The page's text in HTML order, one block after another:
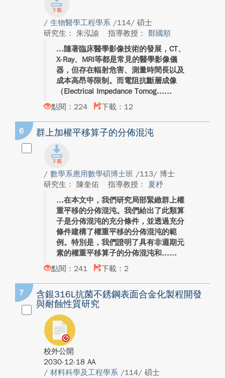
/ 生物醫學工程學系 /114/ 碩士
研究生： 朱泓諭
指導教授： 鄭國順
隨著臨床醫學影像技術的發展，CT、
X-Ray、MRI等都是常見的醫學影像儀
器，但存在輻射危害、測量時間長以及
成本高昂等限制。而電阻抗斷層成像
（Electrical Impedance Tomog...
點閱：224
下載：12
6 群上加權平移算子的分佈混沌
/ 數學系應用數學碩博士班 /113/ 博士
研究生： 陳奎佑
指導教授： 夏杼
在本文中，我們研究局部緊緻群上權
重平移的分佈混沌。我們給出了此類算
子是分佈混沌的充分條件，並透過充分
條件建構了權重平移的分佈混沌的範
例。特別是，我們證明了具有非週期元
素的權重平移算子的分佈混沌和...
點閱：241
下載：2
7
含銀316L抗菌不銹鋼表面合金化製程開發
與耐蝕性質研究
校外公開
2030-12-18 AA
/ 材料科學及工程學系 /114/ 碩士